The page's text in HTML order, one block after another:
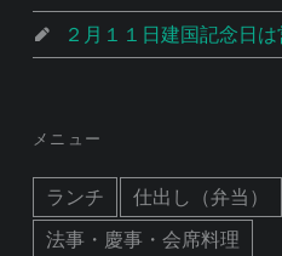
２月１１日建国記念日は
メニュー
ランチ 仕出し（弁当）
法事・慶事・会席料理